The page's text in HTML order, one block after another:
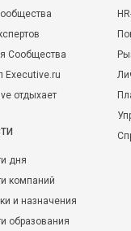
Сообщества
Executive.ru
отдыхает
дня
компаний
и назначения
образования